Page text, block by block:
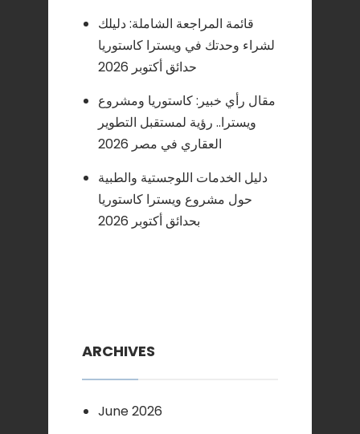
قائمة المراجعة الشاملة: دليلك
لشراء وحدتك في ويسترا كاستوريا
حدائق أكتوبر 2026
مقال رأي خبير: كاستوريا ومشروع
ويسترا.. رؤية لمستقبل التطوير
العقاري في مصر 2026
دليل الخدمات اللوجستية والطبية
حول مشروع ويسترا كاستوريا
بحدائق أكتوبر 2026
ARCHIVES
June 2026